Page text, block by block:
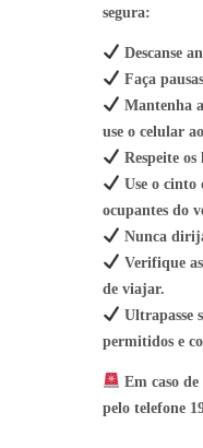
segura:
Descanse
Faça
Mantenha
use o celular
Respeite
Use o cinto
ocupantes do
Nunca
Verifique
de viajar.
Ultrapasse
permitidos e
Em caso
pelo telefone